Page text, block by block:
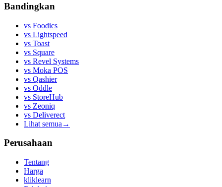
Bandingkan
vs Foodics
vs Lightspeed
vs Toast
vs Square
vs Revel Systems
vs Moka POS
vs Qashier
vs Oddle
vs StoreHub
vs Zeoniq
vs Deliverect
Lihat semua →
Perusahaan
Tentang
Harga
kliklearn